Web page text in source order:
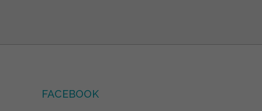
FACEBOOK